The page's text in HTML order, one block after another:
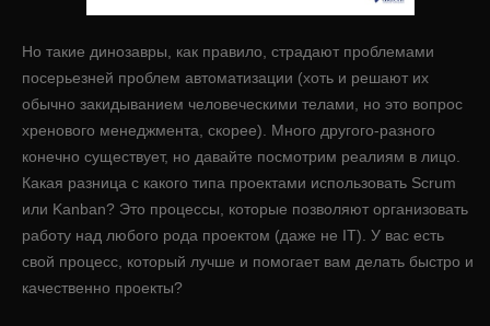
Но такие динозавры, как правило, страдают проблемами
посерьезней проблем автоматизации (хоть и решают их
обычно закидыванием человеческими телами, но это вопрос
хренового менеджмента, скорее). Много другого-разного
конечно существует, но давайте посмотрим реалиям в лицо.
Какая разница с какого типа проектами использовать Scrum
или Kanban? Это процессы, которые позволяют организовать
работу над любого рода проектом (даже не IT). У вас есть
свой процесс, который лучше и помогает вам делать быстро и
качественно проекты?